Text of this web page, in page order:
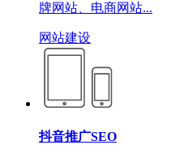
牌网站、电商网站...
网站建设
抖音推广SEO